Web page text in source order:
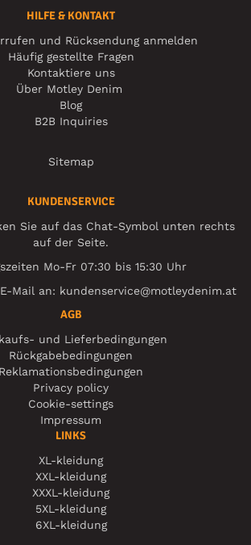
HILFE & KONTAKT
und Rücksendung anmelden
Häufig gestellte Fragen
Kontaktiere uns
Über Motley Denim
Blog
B2B Inquiries
Sitemap
KUNDENSERVICE
Sie auf das Chat-Symbol unten rechts
auf der Seite.
Mo-Fr 07:30 bis 15:30 Uhr
Mail an: kundenservice@motleydenim.at
AGB
und Lieferbedingungen
Rückgabebedingungen
Reklamationsbedingungen
Privacy policy
Cookie-settings
Impressum
LINKS
XL-kleidung
XXL-kleidung
XXXL-kleidung
5XL-kleidung
6XL-kleidung